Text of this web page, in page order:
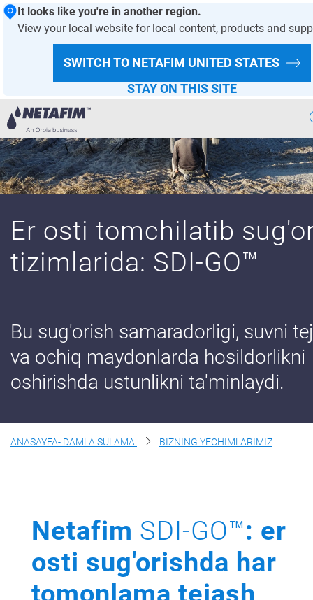
It looks like you're in another region.
View your local website for local content, products and
SWITCH TO NETAFIM UNITED STATES
STAY ON THIS SITE
AqlliSugorish
BizningYechimlarimiz
Haqimizda
Biz Bilan Boglaning
Er osti tomchilatib
tizimlarida: SDI-GO™
Bu sug'orish samaradorligi, suvni
va ochiq maydonlarda hosildorlikni
oshirishda ustunlikni ta'minlaydi.
ANASAYFA- DAMLA SULAMA BIZNING YECHIMLARIMIZ
Netafim SDI-GO™: er
osti sug'orishda har
tomonlama tejash